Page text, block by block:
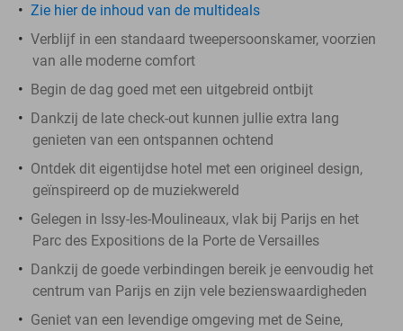
Zie hier de inhoud van de multideals
Verblijf in een standaard tweepersoonskamer, voorzien
van alle moderne comfort
Begin de dag goed met een uitgebreid ontbijt
Dankzij de late check-out kunnen jullie extra lang
genieten van een ontspannen ochtend
Ontdek dit eigentijdse hotel met een origineel design,
geïnspireerd op de muziekwereld
Gelegen in Issy-les-Moulineaux, vlak bij Parijs en het
Parc des Expositions de la Porte de Versailles
Dankzij de goede verbindingen bereik je eenvoudig het
centrum van Parijs en zijn vele bezienswaardigheden
Geniet van een levendige omgeving met de Seine,